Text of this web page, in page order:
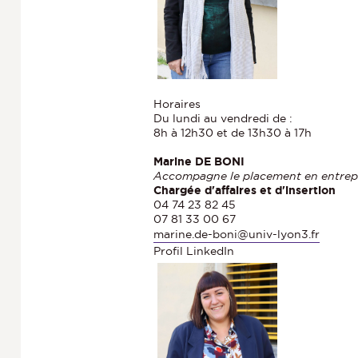
Horaires
Du lundi au vendredi de :
8h à 12h30 et de 13h30 à 17h
Marine DE BONI
Accompagne le placement en
Chargée d'affaires et d'insertion
04 74 23 82 45
07 81 33 00 67
marine.de-boni@univ-lyon3.fr
Profil LinkedIn